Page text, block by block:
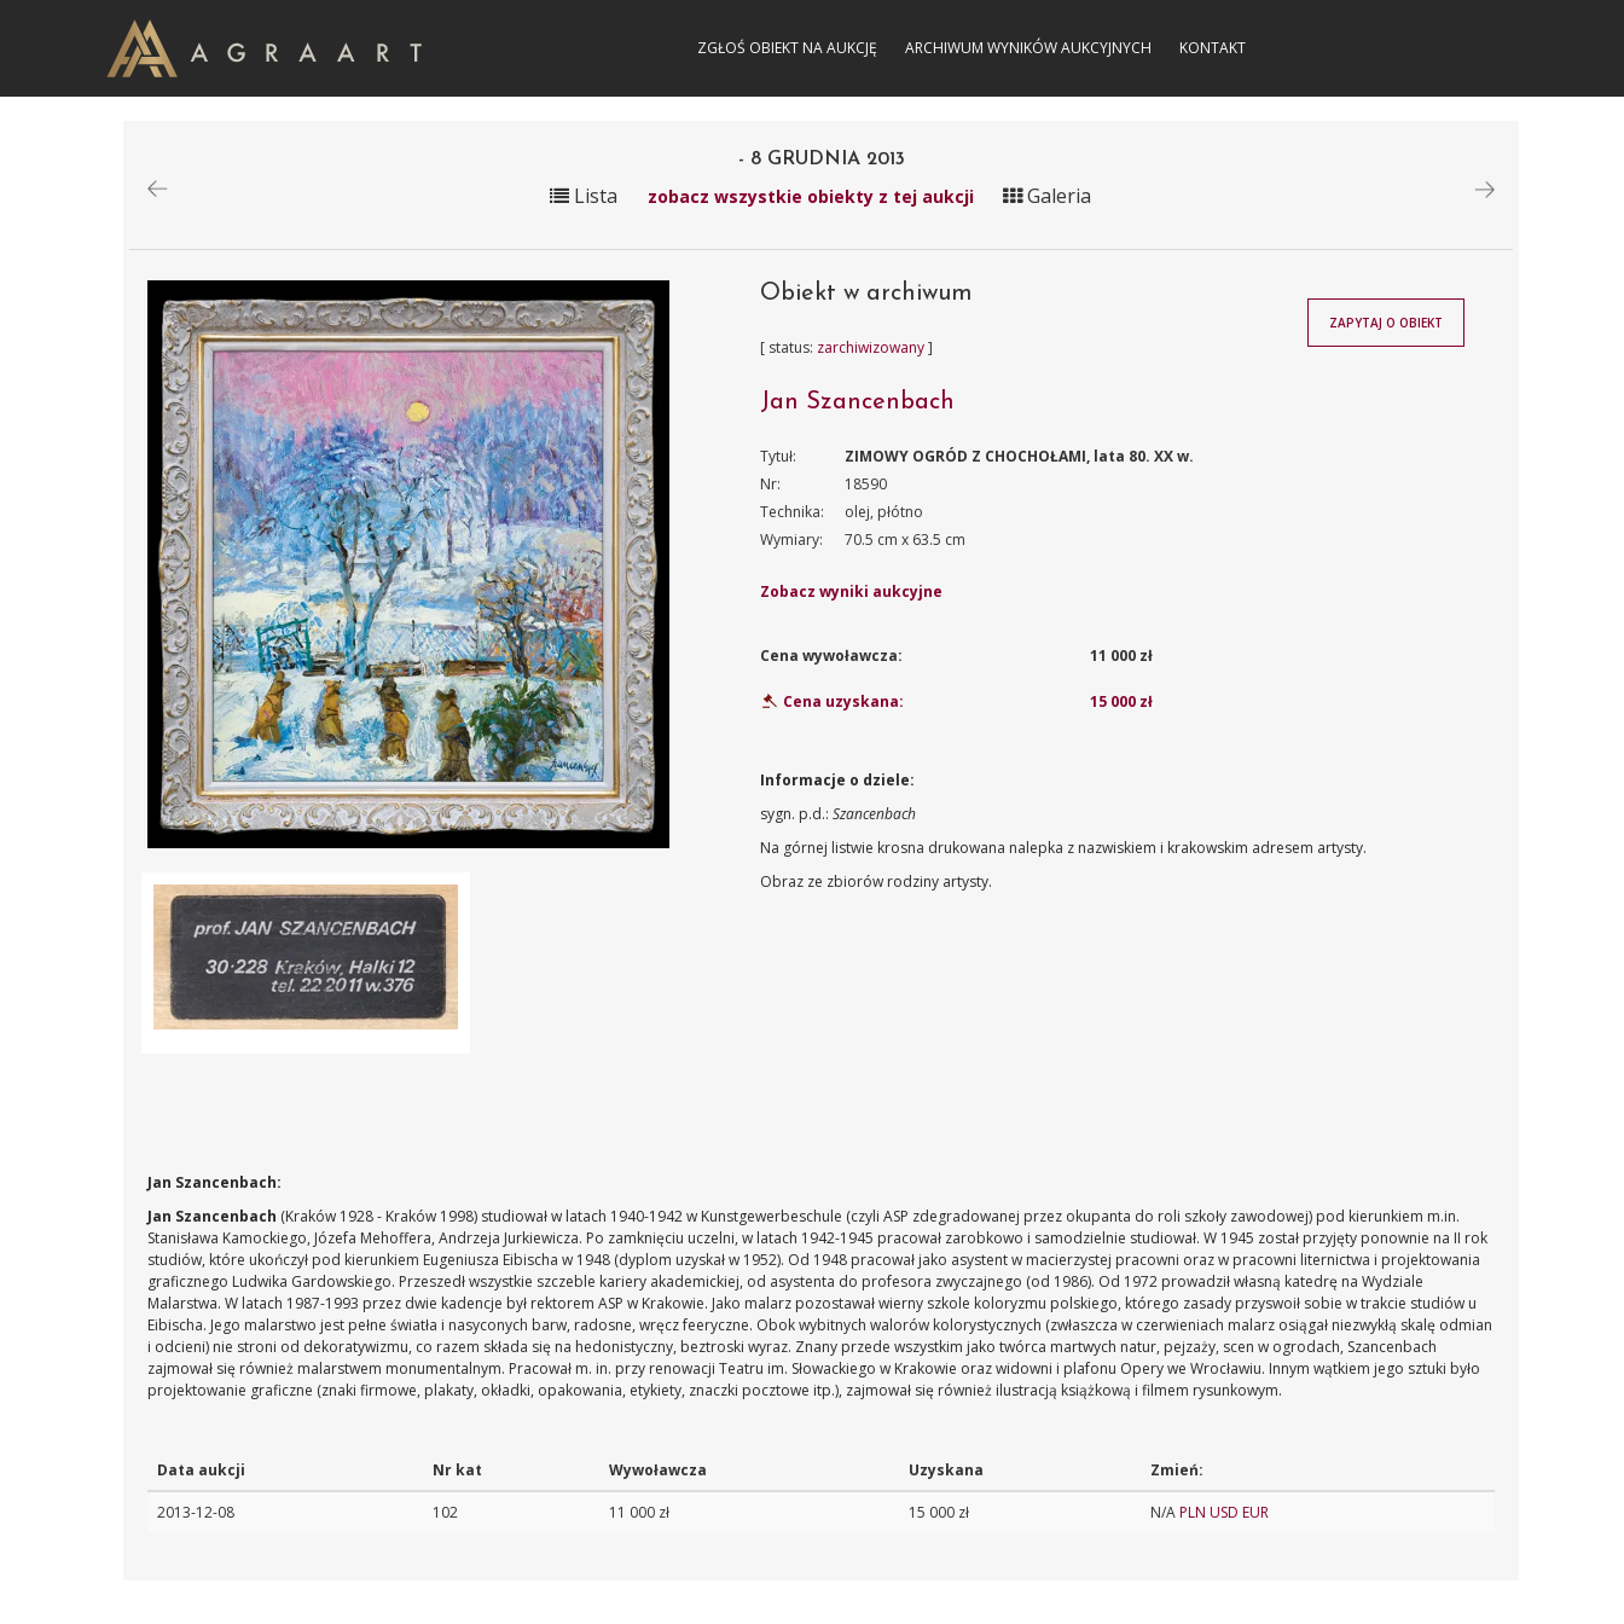
ZGŁOŚ OBIEKT NA AUKCJĘ ARCHIWUM WYNIKÓW AUKCYJNYCH KONTAKT
- 8 GRUDNIA 2013
Lista zobacz wszystkie obiekty z tej aukcji Galeria
Obiekt w archiwum
[ status: zarchiwizowany]
Jan Szancenbach
Tytuł:
ZIMOWY OGRÓD Z CHOCHOŁAMI, lata 80. XX w.
Nr:
18590
Technika:
olej, płótno
Wymiary:
70.5 cm x 63.5 cm
Zobacz wyniki aukcyjne
Cena wywoławcza: 11 000 zł
Cena uzyskana: 15 000 zł
ZAPYTAJ O OBIEKT
Informacje o dziele:
sygn. p.d.:Szancenbach
Na górnej listwie krosna drukowana nalepka z nazwiskiem i krakowskim adresem artysty.
Obraz ze zbiorów rodziny artysty.
Jan Szancenbach:
Jan Szancenbach (Kraków 1928 - Kraków 1998) studiował w latach 1940-1942 w Kunstgewerbeschule (czyli ASP zdegradowanej przez okupanta do roli szkoły zawodowej) pod kierunkiem m.in.
Stanisława Kamockiego, Józefa Mehoffera, Andrzeja Jurkiewicza. Po zamknięciu uczelni, w latach 1942-1945 pracował zarobkowo i samodzielnie studiował. W 1945 został przyjęty ponownie na II rok
studiów, które ukończył pod kierunkiem Eugeniusza Eibischa w 1948 (dyplom uzyskał w 1952). Od 1948 pracował jako asystent w macierzystej pracowni oraz w pracowni liternictwa i projektowania
graficznego Ludwika Gardowskiego. Przeszedł wszystkie szczeble kariery akademickiej, od asystenta do profesora zwyczajnego (od 1986). Od 1972 prowadził własną katedrę na Wydziale
Malarstwa. W latach 1987-1993 przez dwie kadencje był rektorem ASP w Krakowie. Jako malarz pozostawał wierny szkole koloryzmu polskiego, którego zasady przyswoił sobie w trakcie studiów u
Eibischa. Jego malarstwo jest pełne światła i nasyconych barw, radosne, wręcz feeryczne. Obok wybitnych walorów kolorystycznych (zwłaszcza w czerwieniach malarz osiągał niezwykłą skalę odmian
i odcieni) nie stroni od dekoratywizmu, co razem składa się na hedonistyczny, beztroski wyraz. Znany przede wszystkim jako twórca martwych natur, pejzaży, scen w ogrodach, Szancenbach
zajmował się również malarstwem monumentalnym. Pracował m. in. przy renowacji Teatru im. Słowackiego w Krakowie oraz widowni i plafonu Opery we Wrocławiu. Innym wątkiem jego sztuki było
projektowanie graficzne (znaki firmowe, plakaty, okładki, opakowania, etykiety, znaczki pocztowe itp.), zajmował się również ilustracją książkową i filmem rysunkowym.
Data aukcji Nr kat Wywoławcza Uzyskana Zmień:
2013-12-08 102 11 000 zł 15 000 zł N/APLN USD EUR